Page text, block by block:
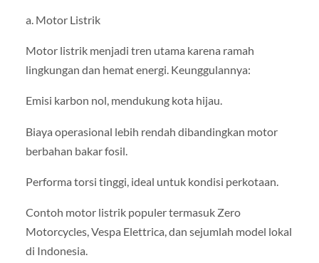
a. Motor Listrik
Motor listrik menjadi tren utama karena ramah
lingkungan dan hemat energi. Keunggulannya:
Emisi karbon nol, mendukung kota hijau.
Biaya operasional lebih rendah dibandingkan motor
berbahan bakar fosil.
Performa torsi tinggi, ideal untuk kondisi perkotaan.
Contoh motor listrik populer termasuk Zero
Motorcycles, Vespa Elettrica, dan sejumlah model lokal
di Indonesia.